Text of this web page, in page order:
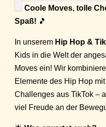
Coole Moves, tolle
Spaß! 🎵
In unserem Hip Hop &
Kids in die Welt der
Moves ein! Wir
Elemente des Hip Hop
Challenges aus TikTok –
viel Freude an der